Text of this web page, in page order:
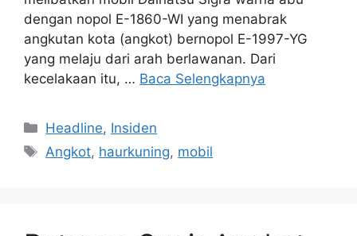
dengan nopol E-1860-WI yang menabrak
angkutan kota (angkot) bernopol E-1997-YG
yang melaju dari arah berlawanan. Dari
kecelakaan itu, … Baca Selengkapnya
Kategori
Headline, Insiden
Tag
Angkot, haurkuning, mobil